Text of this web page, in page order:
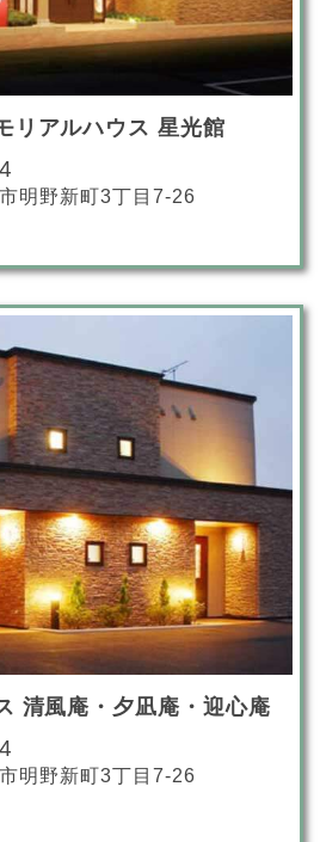
リアルハウス 星光館
明野新町3丁目7-26
清風庵・夕凪庵・迎心庵
明野新町3丁目7-26